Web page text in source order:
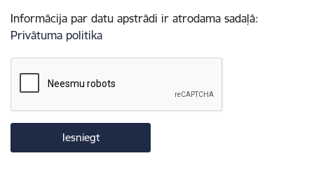
Informācija par datu apstrādi ir atrodama sadaļā:
Privātuma politika